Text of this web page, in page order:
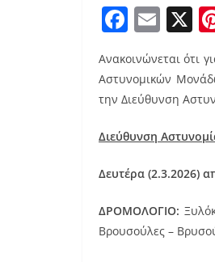
F
c
e
b
o
o
k
E
ai
l
X
Ανακοινώνεται ότι
Αστυνομικών
την Διεύθυνση
Διεύθυνση
Δευτέρα (2.3.2026)
ΔΡΟΜΟΛΟΓΙΟ:
Βρουσούλες –